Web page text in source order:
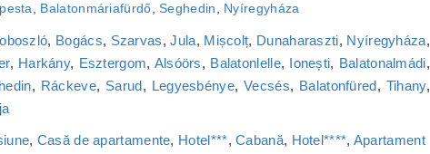
, Balatonmáriafürdő,Seghedin, Nyíregyháza
, Bogács, Szarvas,Jula, Mișcolț, Dunaharaszti, Nyíregyháza,
, Harkány, Esztergom, Alsóörs, Balatonlelle, Ionești, Balatonalmádi,
, Ráckeve, Sarud, Legyesbénye,Vecsés, Balatonfüred, Tihany,
, Casă de apartamente, Hotel***,Cabană, Hotel****, Apartament